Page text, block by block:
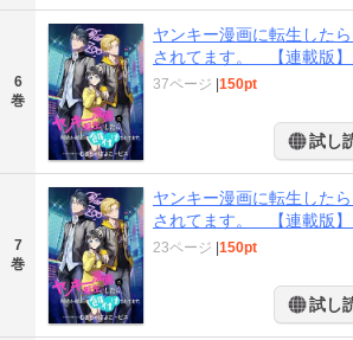
6
巻
ヤンキー漫画に転生した
されてます。 【連載版
37ページ 150pt
試し
7
巻
ヤンキー漫画に転生した
されてます。 【連載版
23ページ 150pt
試し